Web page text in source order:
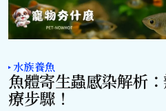
水族養魚
魚體寄生蟲感染解析
療步驟！